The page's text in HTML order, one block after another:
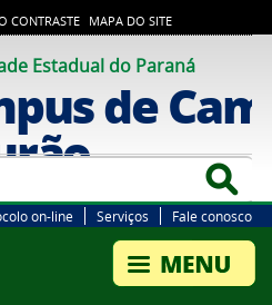
CONTRASTE MAPA DO SITE
Estadual do Paraná
de
on-line Serviços Fale conosco